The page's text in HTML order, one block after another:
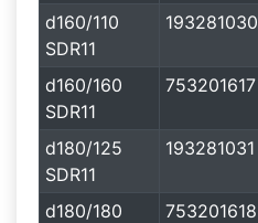
d160/110
SDR11
193281030
d160/160
SDR11
753201617
d180/125
SDR11
193281031
d180/180
753201618